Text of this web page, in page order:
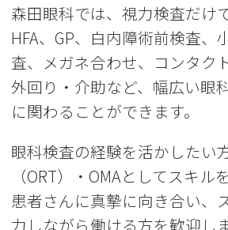
森田眼科では、視力検査だけ
HFA、GP、白内障術前検査、
査、メガネ合わせ、コンタク
外回り・介助など、幅広い眼
に関わることができます。
眼科検査の経験を活かしたい
（ORT）・OMAとしてスキル
患者さんに真摯に向き合い、
力しながら働ける方を歓迎しま